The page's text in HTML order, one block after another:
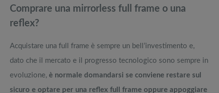
Classifica delle migliori Nikon 2023
Offerte robot aspirapolvere da non perdere nella Black Friday Week
Comprare una mirrorless full frame o una
reflex?
Acquistare una full frame è sempre un bell’investimento e,
dato che il mercato e il progresso tecnologico sono sempre in
evoluzione, è normale domandarsi se conviene restare sul
sicuro e optare per una reflex full frame oppure appoggiare